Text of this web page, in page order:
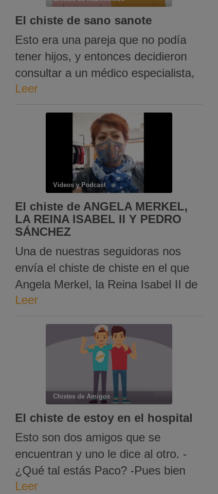
El chiste de sano sanote
Esto era una pareja que no podía
tener hijos, y entonces decidieron
consultar a un médico especialista,
que les mano hacerse unos análisis.
resultados. El del hombre era
«SSPM» y el ella era «N» Acto
seguido el hombre le dice a su
Leer
Videos y Podcast
El chiste de ANGELA MERKEL,
LA REINA ISABEL II Y PEDRO
SÁNCHEZ
Una de nuestras seguidoras nos
envía el chiste de chiste en el que
Angela Merkel, la Reina Isabel II de
Inglaterra y Pedro Sánchez.Se
quieren hacer una llamada y…
(mejor que le deis al play y lo veáis
contado con gracia) ¡Ah! Y …
Leer
Chistes de Amigos
El chiste de estoy en el hospital
Esto son dos amigos que se
encuentran y uno le dice al otro. -
¿Qué tal estás Paco? -Pues bien
chico… ahora vengo del hospital. -
Leer